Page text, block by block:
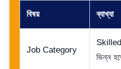
বিষয় ব্যাখ্যা
Job Category
ভিন্ন